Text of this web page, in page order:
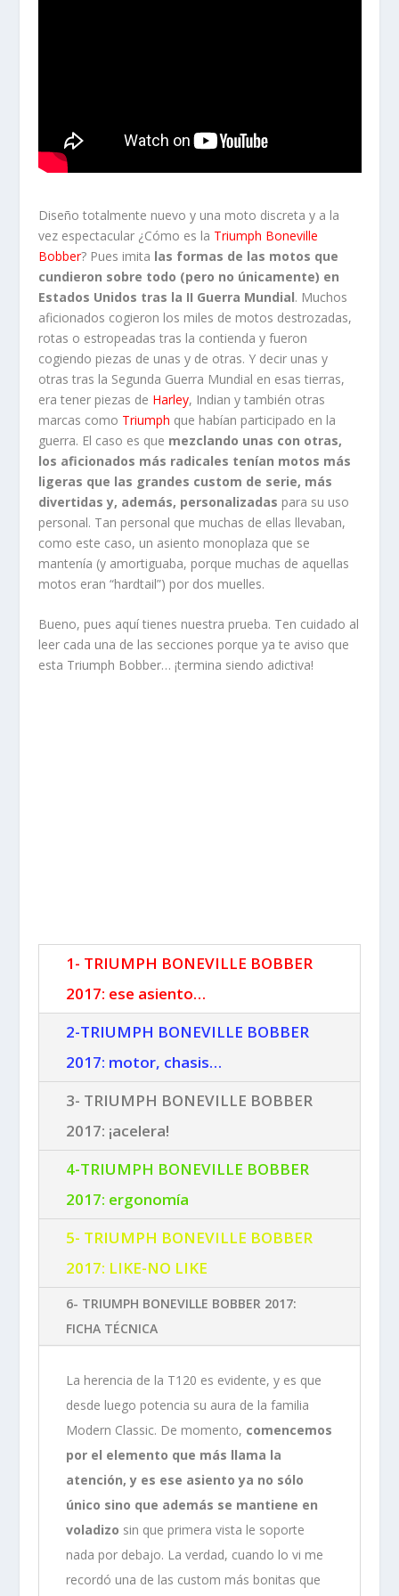
Diseño totalmente nuevo y una moto discreta y a la
vez espectacular ¿Cómo es la Triumph Boneville
Bobber? Pues imita las formas de las motos que
cundieron sobre todo (pero no únicamente) en
Estados Unidos tras la II Guerra Mundial. Muchos
aficionados cogieron los miles de motos destrozadas,
rotas o estropeadas tras la contienda y fueron
cogiendo piezas de unas y de otras. Y decir unas y
otras tras la Segunda Guerra Mundial en esas tierras,
era tener piezas de Harley, Indian y también otras
marcas como Triumph que habían participado en la
guerra. El caso es que mezclando unas con otras,
los aficionados más radicales tenían motos más
ligeras que las grandes custom de serie, más
divertidas y, además, personalizadas para su uso
personal. Tan personal que muchas de ellas llevaban,
como este caso, un asiento monoplaza que se
mantenía (y amortiguaba, porque muchas de aquellas
motos eran “hardtail”) por dos muelles.
Bueno, pues aquí tienes nuestra prueba. Ten cuidado al
leer cada una de las secciones porque ya te aviso que
esta Triumph Bobber… ¡termina siendo adictiva!
1- TRIUMPH BONEVILLE BOBBER
2017: ese asiento…
2-TRIUMPH BONEVILLE BOBBER
2017: motor, chasis…
3- TRIUMPH BONEVILLE BOBBER
2017: ¡acelera!
4-TRIUMPH BONEVILLE BOBBER
2017: ergonomía
5- TRIUMPH BONEVILLE BOBBER
2017: LIKE-NO LIKE
6- TRIUMPH BONEVILLE BOBBER 2017:
FICHA TÉCNICA
La herencia de la T120 es evidente, y es que
desde luego potencia su aura de la familia
Modern Classic. De momento, comencemos
por el elemento que más llama la
atención, y es ese asiento ya no sólo
único sino que además se mantiene en
voladizo sin que primera vista le soporte
nada por debajo. La verdad, cuando lo vi me
recordó una de las custom más bonitas que